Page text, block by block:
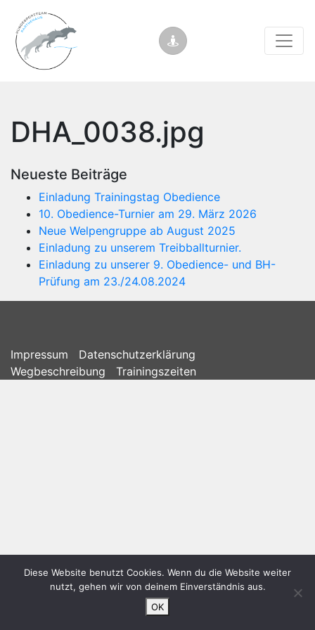
DHA_0038.jpg
Neueste Beiträge
Einladung Trainingstag Obedience
10. Obedience-Turnier am 29. März 2026
Neue Welpengruppe ab August 2025
Einladung zu unserem Treibballturnier.
Einladung zu unserer 9. Obedience- und BH-
Prüfung am 23./24.08.2024
Impressum
Datenschutzerklärung
Wegbeschreibung
Trainingszeiten
Diese Website benutzt Cookies. Wenn du die Website weiter
nutzt, gehen wir von deinem Einverständnis aus.
OK